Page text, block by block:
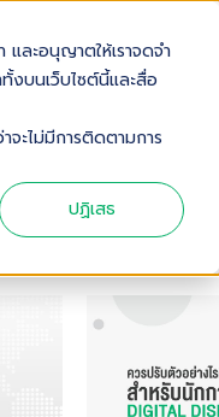
ละอนุญาตให้เราจดจำ
งบนเว็บไซต์นี้และสื่อ
จะไม่มีการติดตามการ
ปฏิเสธ
SERVICES & SUPPORT